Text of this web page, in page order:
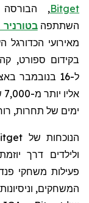
Bitget, הבורסה
השתתפה
מאירועי
ל-16 בנובמבר
ימים של תחרות,
הנוכחות של
ולילדים דרך
פעילות משחקי
המשחקים,